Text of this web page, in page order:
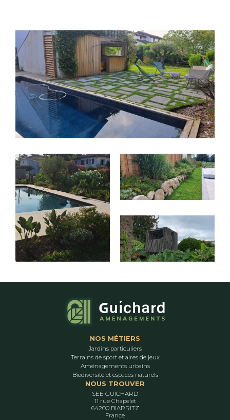
NOS MÉTIERS
Jardins particuliers
Terrains de sport et aires de jeux
Aménagements urbains
Biodiversité et espaces naturels
NOUS TROUVER
SEE GUICHARD
11 rue Chapelet
64200 BIARRITZ
France